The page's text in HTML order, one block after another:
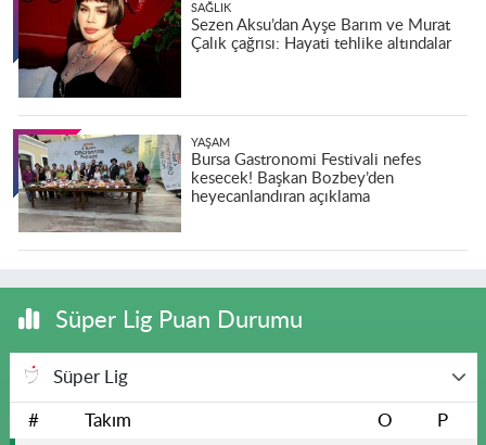
SAĞLIK
Sezen Aksu’dan Ayşe Barım ve Murat
Çalık çağrısı: Hayati tehlike altındalar
YAŞAM
Bursa Gastronomi Festivali nefes
kesecek! Başkan Bozbey’den
heyecanlandıran açıklama
Süper Lig Puan Durumu
Süper Lig
# Takım O P